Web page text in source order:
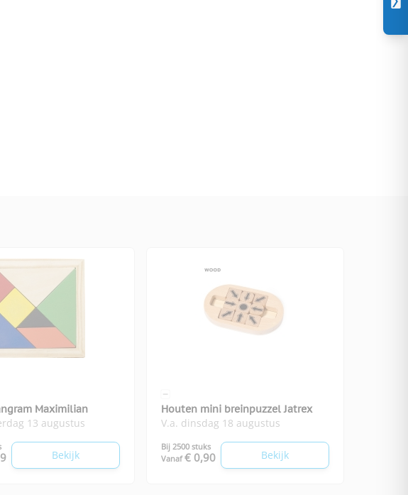
Maximilian
13 augustus
Bekijk
Houten mini breinpuzzel Jatrex
V.a. dinsdag 18 augustus
Bij 2500 stuks
Vanaf € 0,90 Bekijk